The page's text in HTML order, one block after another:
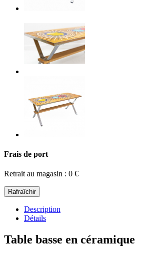
Frais de port
Retrait au magasin : 0 €
Description
Détails
Table basse en céramique